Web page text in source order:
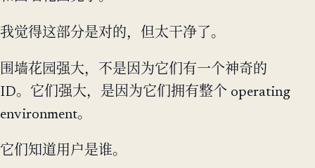
我觉得这部分是对的，但太干净了。
围墙花园强大，不是因为它们有一个神奇的
ID。它们强大，是因为它们拥有整个 operating
environment。
它们知道用户是谁。